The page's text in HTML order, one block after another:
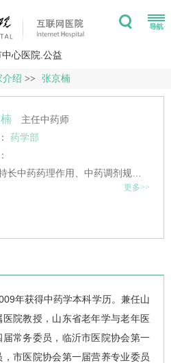
心医院.公益
介绍 >> 张京楠
主任中药师
药学部
更多>>
年获得中药学本科学历。兼任山
院教授，山东省老年学与老年医
常务委员，临沂市医院协会第一
市医院协会第一届营养专业委员